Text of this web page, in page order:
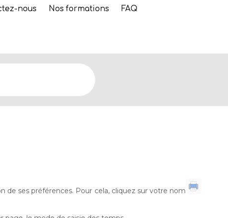
nous Nos formations FAQ
de ses préférences. Pour cela, cliquez sur votre nom